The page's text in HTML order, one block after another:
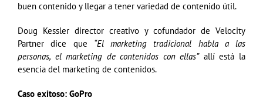
buen contenido y llegar a tener variedad de contenido útil.
Doug Kessler director creativo y cofundador de Velocity
Partner dice que “El marketing tradicional habla a las
personas, el marketing de contenidos con ellas”allí está la
esencia del marketing de contenidos.
Caso exitoso: GoPro